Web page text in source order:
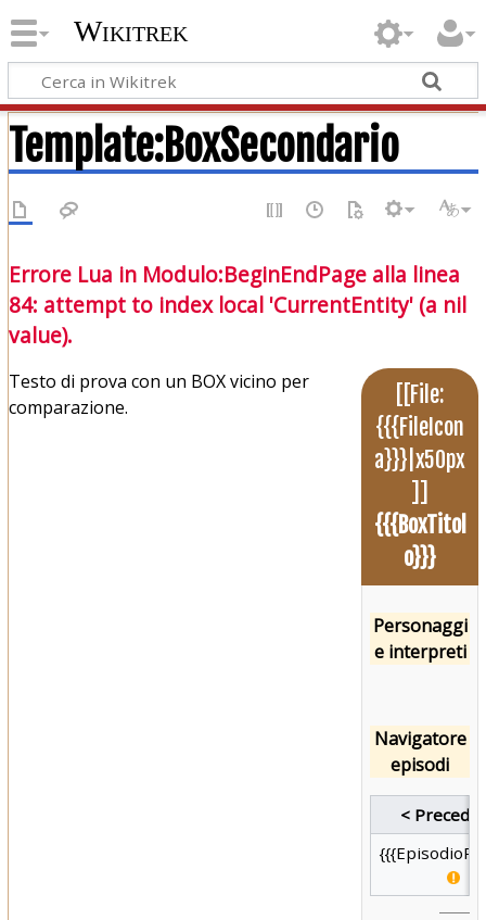
Wikitrek
Template:BoxSecondario
Errore Lua in Modulo:BeginEndPage alla linea
84: attempt to index local 'CurrentEntity' (a nil
value).
[[File:
{{{FileIcon
a}}}|x50px
{{{BoxTitol
o}}}
Personaggi
e interpreti
Navigatore
episodi
<
Testo di prova con un BOX vicino per
comparazione.